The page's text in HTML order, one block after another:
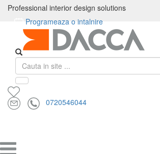
Professional interior design solutions
Programeaza o intalnire
Professional interior design
0720546044
PRODUSE
Pardoseli
de
calitate
Amenajare
Pereti
Mobilier
de
interior
si
exterior
Solutii
acustice
birou
Corpuri
de
iluminat
Textile
HoReCa
Toate
produsele